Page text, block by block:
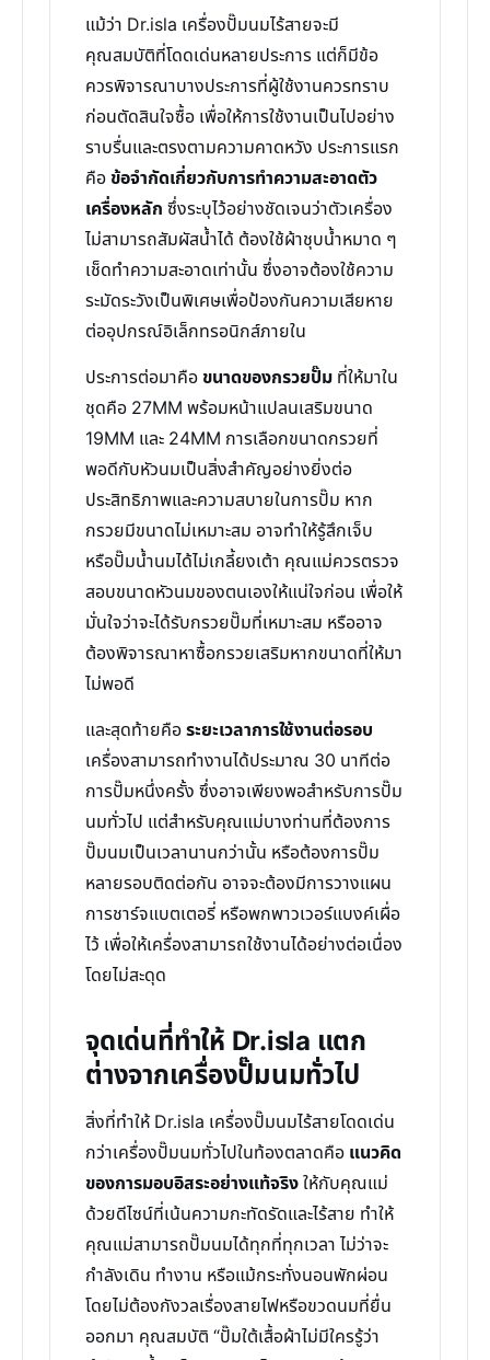
แม้ว่า Dr.isla เครื่องปั๊มนมไร้สายจะมี
คุณสมบัติที่โดดเด่นหลายประการ แต่ก็มีข้อ
ควรพิจารณาบางประการที่ผู้ใช้งานควรทราบ
ก่อนตัดสินใจซื้อ เพื่อให้การใช้งานเป็นไปอย่าง
ราบรื่นและตรงตามความคาดหวัง ประการแรก
คือข้อจำกัดเกี่ยวกับการทำความสะอาดตัว
เครื่องหลัก ซึ่งระบุไว้อย่างชัดเจนว่าตัวเครื่อง
ไม่สามารถสัมผัสน้ำได้ ต้องใช้ผ้าชุบน้ำหมาด ๆ
เช็ดทำความสะอาดเท่านั้น ซึ่งอาจต้องใช้ความ
ระมัดระวังเป็นพิเศษเพื่อป้องกันความเสียหาย
ต่ออุปกรณ์อิเล็กทรอนิกส์ภายใน
ประการต่อมาคือขนาดของกรวยปั๊ม ที่ให้มาใน
ชุดคือ 27MM พร้อมหน้าแปลนเสริมขนาด
19MM และ 24MM การเลือกขนาดกรวยที่
พอดีกับหัวนมเป็นสิ่งสำคัญอย่างยิ่งต่อ
ประสิทธิภาพและความสบายในการปั๊ม หาก
กรวยมีขนาดไม่เหมาะสม อาจทำให้รู้สึกเจ็บ
หรือปั๊มน้ำนมได้ไม่เกลี้ยงเต้า คุณแม่ควรตรวจ
สอบขนาดหัวนมของตนเองให้แน่ใจก่อน เพื่อให้
มั่นใจว่าจะได้รับกรวยปั๊มที่เหมาะสม หรืออาจ
ต้องพิจารณาหาซื้อกรวยเสริมหากขนาดที่ให้มา
ไม่พอดี
และสุดท้ายคือระยะเวลาการใช้งานต่อรอบ
เครื่องสามารถทำงานได้ประมาณ 30 นาทีต่อ
การปั๊มหนึ่งครั้ง ซึ่งอาจเพียงพอสำหรับการปั๊ม
นมทั่วไป แต่สำหรับคุณแม่บางท่านที่ต้องการ
ปั๊มนมเป็นเวลานานกว่านั้น หรือต้องการปั๊ม
หลายรอบติดต่อกัน อาจจะต้องมีการวางแผน
การชาร์จแบตเตอรี่ หรือพกพาวเวอร์แบงค์เผื่อ
ไว้ เพื่อให้เครื่องสามารถใช้งานได้อย่างต่อเนื่อง
โดยไม่สะดุด
จุดเด่นที่ทำให้ Dr.isla แตก
ต่างจากเครื่องปั๊มนมทั่วไป
สิ่งที่ทำให้ Dr.isla เครื่องปั๊มนมไร้สายโดดเด่น
กว่าเครื่องปั๊มนมทั่วไปในท้องตลาดคือ แนวคิด
ของการมอบอิสระอย่างแท้จริงให้กับคุณแม่
ด้วยดีไซน์ที่เน้นความกะทัดรัดและไร้สาย ทำให้
คุณแม่สามารถปั๊มนมได้ทุกที่ทุกเวลา ไม่ว่าจะ
กำลังเดิน ทำงาน หรือแม้กระทั่งนอนพักผ่อน
โดยไม่ต้องกังวลเรื่องสายไฟหรือขวดนมที่ยื่น
ออกมา คุณสมบัติ “ปั๊มใต้เสื้อผ้าไม่มีใครรู้ว่า